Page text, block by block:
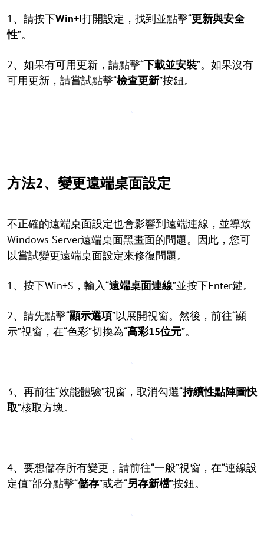
1、請按下Win+I打開設定，找到並點擊“更新與安全
性”。
2、如果有可用更新，請點擊“下載並安裝”。如果沒有
可用更新，請嘗試點擊“檢查更新”按鈕。
方法2、變更遠端桌面設定
不正確的遠端桌面設定也會影響到遠端連線，並導致
Windows Server遠端桌面黑畫面的問題。因此，您可
以嘗試變更遠端桌面設定來修復問題。
1、按下Win+S，輸入“遠端桌面連線”並按下Enter鍵。
2、請先點擊“顯示選項”以展開視窗。然後，前往“顯
示”視窗，在“色彩”切換為“高彩15位元”。
3、再前往“效能體驗”視窗，取消勾選“持續性點陣圖快
取”核取方塊。
4、要想儲存所有變更，請前往“一般”視窗，在“連線設
定值”部分點擊“儲存”或者“另存新檔”按鈕。